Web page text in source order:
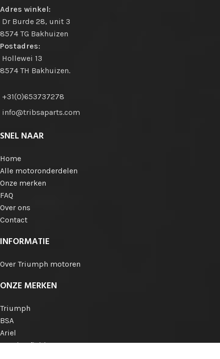
Adres winkel:
Dr Burde 28, unit 3
8574 TG Bakhuizen
Postadres:
Hollewei 13
8574 TH Bakhuizen.
+31(0)653737278
info@tribsaparts.com
SNEL NAAR
Home
Alle motoronderdelen
Onze merken
FAQ
Over ons
Contact
INFORMATIE
Over Triumph motoren
ONZE MERKEN
Triumph
BSA
Ariel
Royal Enfield